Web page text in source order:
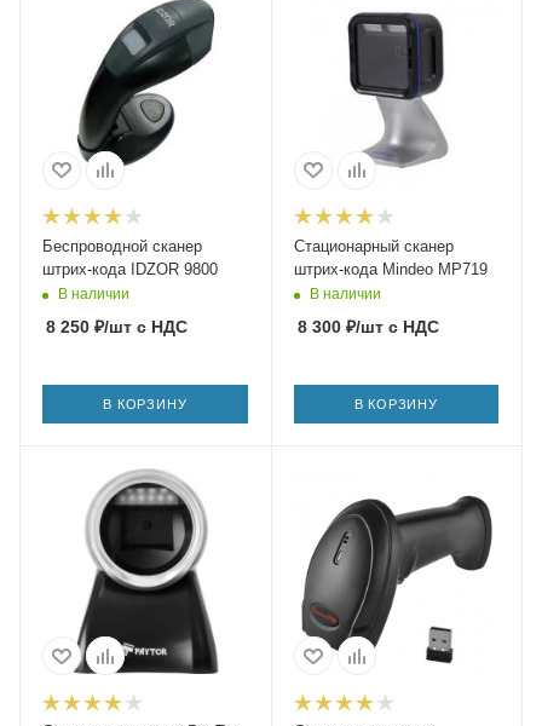
Беспроводной сканер
штрих-кода IDZOR 9800
В наличии
8 250 ₽/шт с НДС
В КОРЗИНУ
Стационарный сканер
штрих-кода Mindeo MP719
В наличии
8 300₽/штс НДС
В КОРЗИНУ